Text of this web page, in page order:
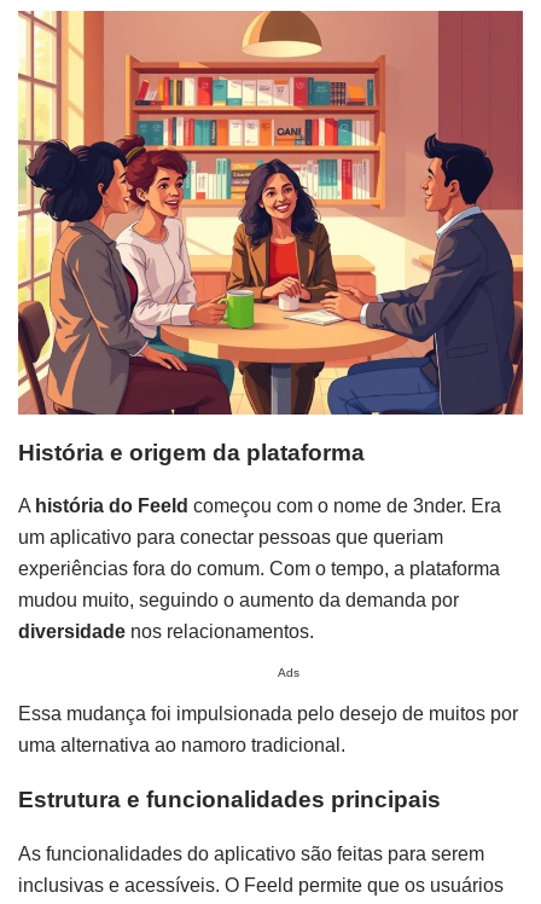
História e origem da plataforma
A história do Feeld começou com o nome de 3nder. Era
um aplicativo para conectar pessoas que queriam
experiências fora do comum. Com o tempo, a plataforma
mudou muito, seguindo o aumento da demanda por
diversidade nos relacionamentos.
Ads
Essa mudança foi impulsionada pelo desejo de muitos por
uma alternativa ao namoro tradicional.
Estrutura e funcionalidades principais
As funcionalidades do aplicativo são feitas para serem
inclusivas e acessíveis. O Feeld permite que os usuários